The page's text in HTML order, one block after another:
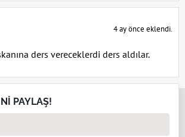
4 ay önce eklendi.
ders vereceklerdi ders aldılar.
PAYLAŞ!